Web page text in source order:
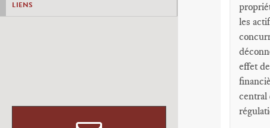
LIENS
les
effet
central